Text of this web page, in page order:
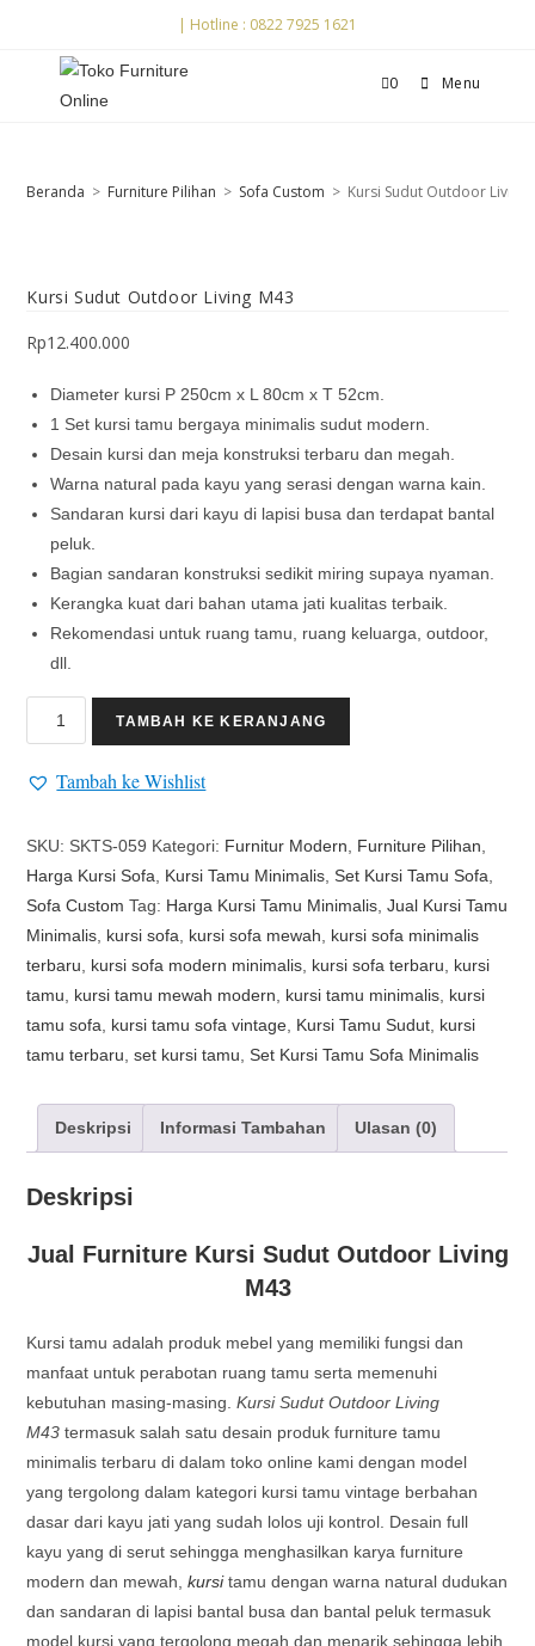
| Hotline : 0822 7925 1621
0 Menu
Beranda > Furniture Pilihan > Sofa Custom > Kursi Sudut Outdoor Living
Kursi Sudut Outdoor Living M43
Rp12.400.000
Diameter kursi P 250cm x L 80cm x T 52cm.
1 Set kursi tamu bergaya minimalis sudut modern.
Desain kursi dan meja konstruksi terbaru dan megah.
Warna natural pada kayu yang serasi dengan warna kain.
Sandaran kursi dari kayu di lapisi busa dan terdapat bantal
peluk.
Bagian sandaran konstruksi sedikit miring supaya nyaman.
Kerangka kuat dari bahan utama jati kualitas terbaik.
Rekomendasi untuk ruang tamu, ruang keluarga, outdoor,
dll.
TAMBAH KE KERANJANG
Tambah ke Wishlist
SKU: SKTS-059 Kategori: Furnitur Modern Furniture Pilihan
Harga Kursi Sofa
Kursi Tamu Minimalis ,Set Kursi Tamu Sofa
Sofa Custom Tag: Harga Kursi Tamu Minimalis ,Jual Kursi Tamu
Minimalis kursi sofa kursi sofa mewah
kursi sofa minimalis
terbaru
kursi sofa modern minimalis kursi sofa terbaru
kursi
tamu
kursi tamu mewah modern kursi tamu minimalis kursi
tamu sofa
kursi tamu sofa vintage Kursi Tamu Sudut kursi
tamu terbaru ,set kursi tamu ,Set Kursi Tamu Sofa Minimalis
Deskripsi Informasi Tambahan Ulasan (0)
Deskripsi
Jual Furniture Kursi Sudut Outdoor Living
M43
Kursi tamu adalah produk mebel yang memiliki fungsi dan
manfaat untuk perabotan ruang tamu serta memenuhi
kebutuhan masing-masing.Kursi Sudut Outdoor Living
M43 termasuk salah satu desain produk furniture tamu
minimalis terbaru di dalam toko online kami dengan model
yang tergolong dalam kategori kursi tamu vintage berbahan
dasar dari kayu jati yang sudah lolos uji kontrol. Desain full
kayu yang di serut sehingga menghasilkan karya furniture
modern dan mewah,kursitamu dengan warna natural dudukan
dan sandaran di lapisi bantal busa dan bantal peluk termasuk
model kursi yang tergolong megah dan menarik sehingga lebih